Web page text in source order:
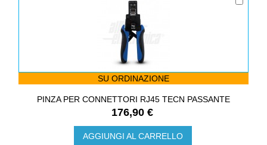
SU ORDINAZIONE
PINZA PER CONNETTORI RJ45 TECN PASSANTE
176,90 €
AGGIUNGI AL CARRELLO